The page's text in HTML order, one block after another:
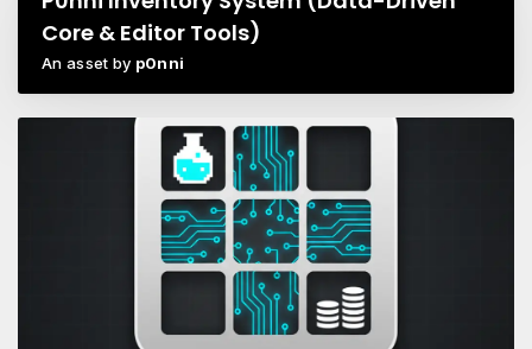
Core & Editor Tools)
An asset by p0nni